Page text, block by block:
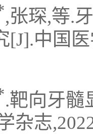
,张琛,等.
中国
.靶向牙髓
杂志